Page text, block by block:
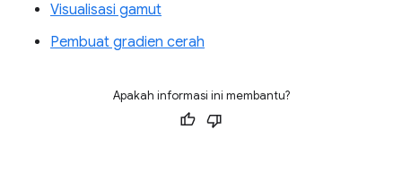
Visualisasi gamut
Pembuat gradien cerah
Apakah informasi ini membantu?